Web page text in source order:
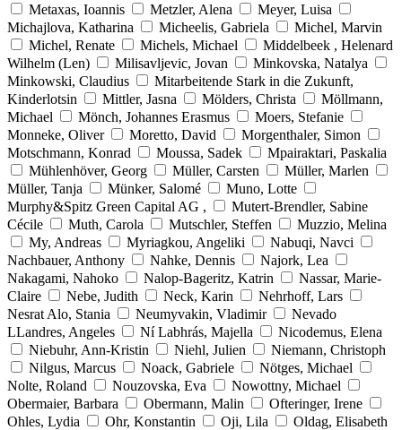
Metaxas, Ioannis
Metzler, Alena
Meyer, Luisa
Michajlova, Katharina
Micheelis, Gabriela
Michel, Marvin
Michel, Renate
Michels, Michael
Middelbeek , Helenard
Wilhelm (Len)
Milisavljevic, Jovan
Minkovska, Natalya
Minkowski, Claudius
Mitarbeitende Stark in die Zukunft,
Kinderlotsin
Mittler, Jasna Mölders, Christa
Möllmann,
Michael
Mönch, Johannes Erasmus
Moers, Stefanie
Monneke, Oliver
Moretto, David
Morgenthaler, Simon
Motschmann, Konrad
Moussa, Sadek
Mpairaktari, Paskalia
Mühlenhöver, Georg
Müller, Carsten
Müller, Marlen
Müller, Tanja
Münker, Salomé
Muno, Lotte
Murphy&Spitz Green Capital AG ,
Mutert-Brendler, Sabine
Cécile
Muth, Carola Mutschler, Steffen
Muzzio, Melina
My, Andreas
Myriagkou, Angeliki
Nabuqi, Navci
Nachbauer, Anthony
Nahke, Dennis
Najork, Lea
Nakagami, Nahoko
Nalop-Bageritz, Katrin
Nassar, Marie-
Claire
Nebe, Judith Neck, Karin
Nehrhoff, Lars
Nesrat Alo, Stania
Neumyvakin, Vladimir
Nevado
LLandres, Angeles
Ní Labhrás, Majella
Nicodemus, Elena
Niebuhr, Ann-Kristin
Niehl, Julien
Niemann, Christoph
Nilgus, Marcus
Noack, Gabriele
Nötges, Michael
Nolte, Roland
Nouzovska, Eva
Nowottny, Michael
Obermaier, Barbara
Obermann, Malin
Ofteringer, Irene
Ohles, Lydia
Ohr, Konstantin Oji, Lila
Oldag, Elisabeth